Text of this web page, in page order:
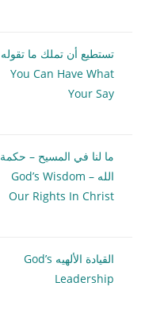
تستطيع أن تملك ما تقوله
You Can Have What
Your Say
ما لنا في المسيح – حكمة
الله God’s Wisdom –
Our Rights In Christ
القيادة الألهيه God’s
Leadership